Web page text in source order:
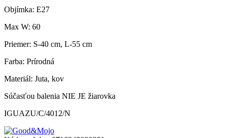
Objímka: E27
Max W: 60
Priemer: S-40 cm, L-55 cm
Farba: Prírodná
Materiál: Juta, kov
Súčasťou balenia NIE JE žiarovka
IGUAZU/C/4012/N